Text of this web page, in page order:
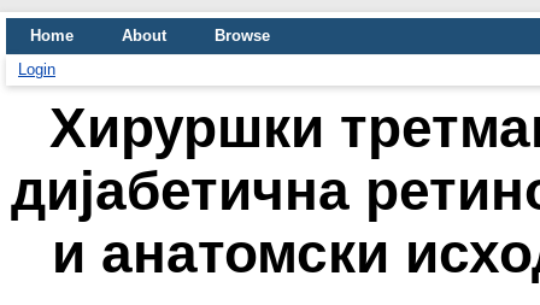
Home About
Browse
Login
Хируршки
дијабетична
и анатомски